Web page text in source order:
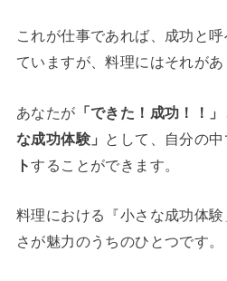
これが仕事であれば、成功と
ていますが、料理にはそれがあ
あなたが 「できた！成功！！
な成功体験」 として、自分の中
トすることができます。
料理における『小さな成功体
さが魅力のうちのひとつです。